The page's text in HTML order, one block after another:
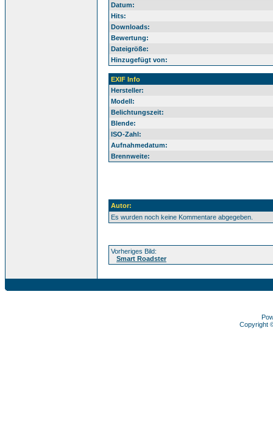
Datum:
Hits:
Downloads:
Bewertung:
Dateigröße:
Hinzugefügt von:
EXIF Info
Hersteller:
Modell:
Belichtungszeit:
Blende:
ISO-Zahl:
Aufnahmedatum:
Brennweite:
Autor:
Es wurden noch keine Kommentare abgegeben.
Vorheriges Bild:
Smart Roadster
Copyright